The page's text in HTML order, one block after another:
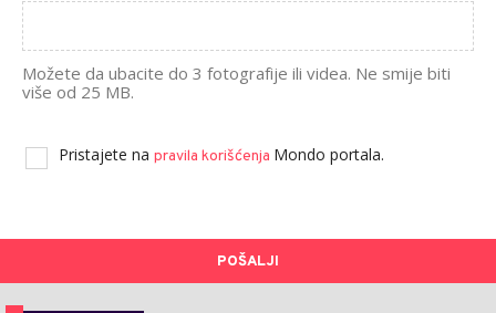
Možete da ubacite do 3 fotografije ili videa. Ne smije biti
više od 25 MB.
Pristajete na pravila korišćenja Mondo portala.
POŠALJI